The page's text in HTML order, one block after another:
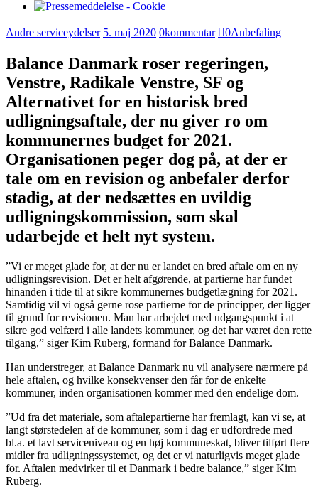
Andre serviceydelser 5. maj 2020 0kommentar 0Anbefaling
Balance Danmark roser regeringen,
Venstre, Radikale Venstre, SF og
Alternativet for en historisk bred
udligningsaftale, der nu giver ro om
kommunernes budget for 2021.
Organisationen peger dog på, at der er
tale om en revision og anbefaler derfor
stadig, at der nedsættes en uvildig
udligningskommission, som skal
udarbejde et helt nyt system.
”Vi er meget glade for, at der nu er landet en bred aftale om en ny
udligningsrevision. Det er helt afgørende, at partierne har fundet
hinanden i tide til at sikre kommunernes budgetlægning for 2021.
Samtidig vil vi også gerne rose partierne for de principper, der ligger
til grund for revisionen. Man har arbejdet med udgangspunkt i at
sikre god velfærd i alle landets kommuner, og det har været den rette
tilgang,” siger Kim Ruberg, formand for Balance Danmark.
Han understreger, at Balance Danmark nu vil analysere nærmere på
hele aftalen, og hvilke konsekvenser den får for de enkelte
kommuner, inden organisationen kommer med den endelige dom.
”Ud fra det materiale, som aftalepartierne har fremlagt, kan vi se, at
langt størstedelen af de kommuner, som i dag er udfordrede med
bl.a. et lavt serviceniveau og en høj kommuneskat, bliver tilført flere
midler fra udligningssystemet, og det er vi naturligvis meget glade
for. Aftalen medvirker til et Danmark i bedre balance,” siger Kim
Ruberg.